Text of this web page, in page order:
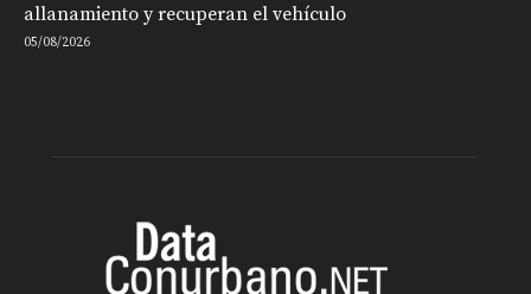
allanamiento y recuperan el vehículo
05/08/2026